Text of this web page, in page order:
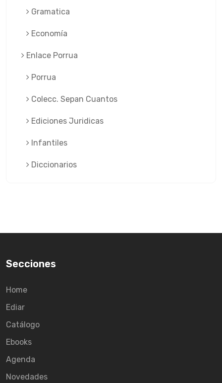
Gramatica
Economía
Enlace Porrua
Porrua
Colecc. Sepan Cuantos
Ediciones Juridicas
Infantiles
Diccionarios
Secciones
Home
Ediar
Catálogo
Ebooks
Agenda
Novedades